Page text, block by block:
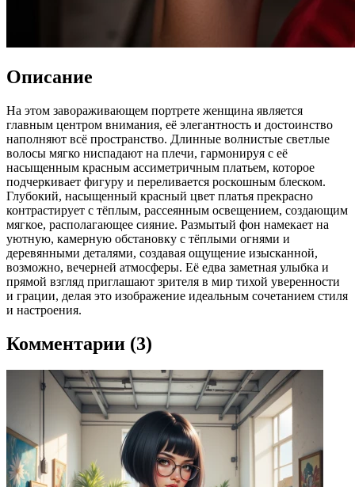
Описание
На этом завораживающем портрете женщина является
главным центром внимания, её элегантность и достоинство
наполняют всё пространство. Длинные волнистые светлые
волосы мягко ниспадают на плечи, гармонируя с её
насыщенным красным ассиметричным платьем, которое
подчеркивает фигуру и переливается роскошным блеском.
Глубокий, насыщенный красный цвет платья прекрасно
контрастирует с тёплым, рассеянным освещением, создающим
мягкое, располагающее сияние. Размытый фон намекает на
уютную, камерную обстановку с тёплыми огнями и
деревянными деталями, создавая ощущение изысканной,
возможно, вечерней атмосферы. Её едва заметная улыбка и
прямой взгляд приглашают зрителя в мир тихой уверенности
и грации, делая это изображение идеальным сочетанием стиля
и настроения.
Комментарии (3)